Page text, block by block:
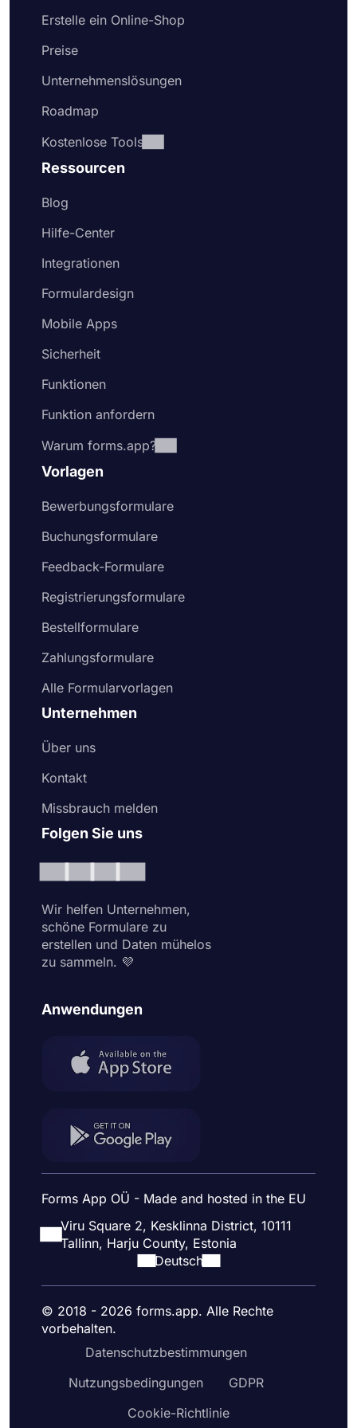
Erstelle ein Online-Shop
Preise
Unternehmenslösungen
Roadmap
Kostenlose Tools
Ressourcen
Blog
Hilfe-Center
Integrationen
Formulardesign
Mobile Apps
Sicherheit
Funktionen
Funktion anfordern
Warum forms.app?
Vorlagen
Bewerbungsformulare
Buchungsformulare
Feedback-Formulare
Registrierungsformulare
Bestellformulare
Zahlungsformulare
Alle Formularvorlagen
Unternehmen
Über uns
Kontakt
Missbrauch melden
Folgen Sie uns
Wir helfen Unternehmen,
schöne Formulare zu
erstellen und Daten mühelos
zu sammeln. 💜
Anwendungen
Forms App OÜ - Made and hosted in the EU
Viru Square 2, Kesklinna District, 10111
Tallinn, Harju County, Estonia
Deutsch
© 2018 - 2026 forms.app. Alle Rechte
vorbehalten.
Datenschutzbestimmungen
Nutzungsbedingungen
GDPR
Cookie-Richtlinie